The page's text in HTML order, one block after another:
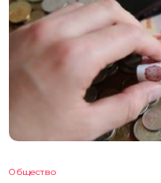
Общество